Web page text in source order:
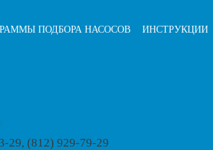
ПОДБОРА НАСОСОВ ИНСТРУКЦИИ
29, (812) 929-79-29